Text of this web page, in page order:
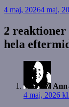
Postat
4 maj, 20264 maj,
2
hela
4 maj, 2026